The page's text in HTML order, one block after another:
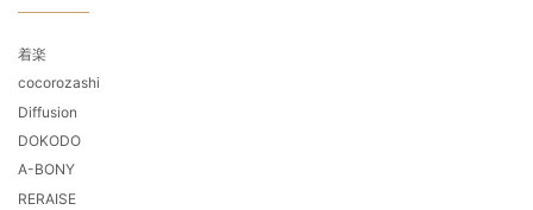
着楽
cocorozashi
Diffusion
DOKODO
A-BONY
RERAISE